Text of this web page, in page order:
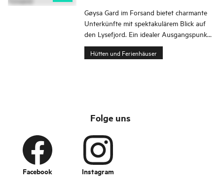
Gøysa Gard im Forsand bietet charmante
Unterkünfte mit spektakulärem Blick auf
den Lysefjord. Ein idealer Ausgangspunkt,
um Ryfylke und Stavanger zu erkunden.
Hütten und Ferienhäuser
Folge uns
Facebook Instagram